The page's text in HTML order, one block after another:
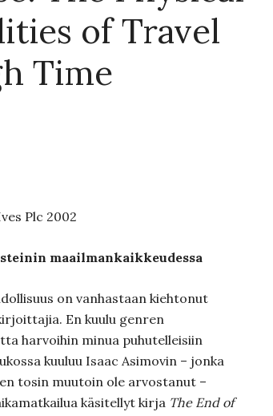
of Travel
Time
Plc 2002
maailmankaikkeudessa
on vanhastaan kiehtonut
En kuulu genren
harvoihin minua puhutelleisiin
kuuluu Isaac Asimovin – jonka
tosin muutoin ole arvostanut –
käsitellyt kirja The End of